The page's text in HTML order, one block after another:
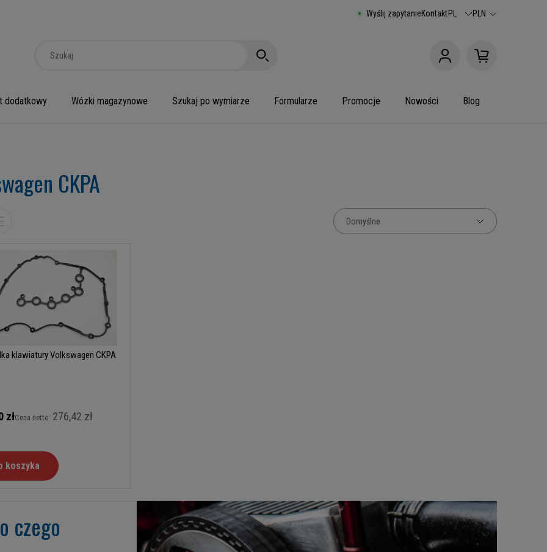
Wyślij zapytanieKontaktPL PLN
dodatkowy Wózki magazynowe Szukaj po wymiarze Formularze Promocje Nowości Blog
CKPA
klawiatury Volkswagen CKPA
złCena netto: 276,42 zł
koszyka
czego